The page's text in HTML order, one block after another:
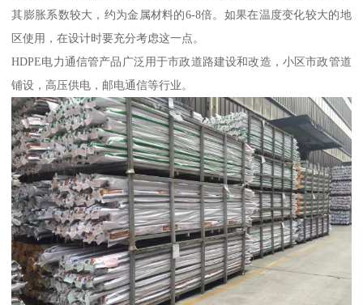
其膨胀系数较大，约为金属材料的6-8倍。如果在温度变化较大的地
区使用，在设计时要充分考虑这一点。
HDPE电力通信管产品广泛用于市政道路建设和改造，小区市政管道
铺设，高压供电，邮电通信等行业。